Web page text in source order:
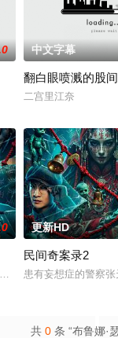
参战。首轮毒贩阿
中文字幕
翻白眼喷溅的股间
二宫里江奈
二房东杨小强加入
能的四肢——的治疗方
离奇的神像杀人事件
更新HD
民间奇案录2
患有妄想症的警察
共 0 条 “布鲁娜·